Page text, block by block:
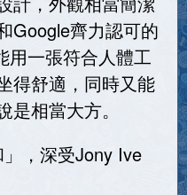
Google齊力認可的
用一張符合人體工
得舒適，同時又能
相當大方。
，深受Jony Ive